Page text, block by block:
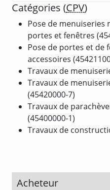
Catégories (CPV)
Pose de menuiseries
portes et fenêtres
Pose de portes et de
accessoires
Travaux de
Travaux de
(45420000-7)
Travaux de
(45400000-1)
Travaux de
Acheteur